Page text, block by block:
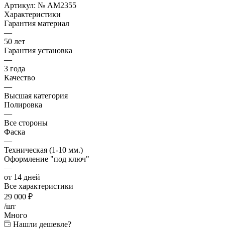
Артикул: № AM2355
Характеристики
Гарантия материал
—
50 лет
Гарантия установка
—
3 года
Качество
—
Высшая категория
Полировка
—
Все стороны
Фаска
—
Техническая (1-10 мм.)
Оформление "под ключ"
—
от 14 дней
Все характеристики
29 000 ₽
/шт
Много
Нашли дешевле?